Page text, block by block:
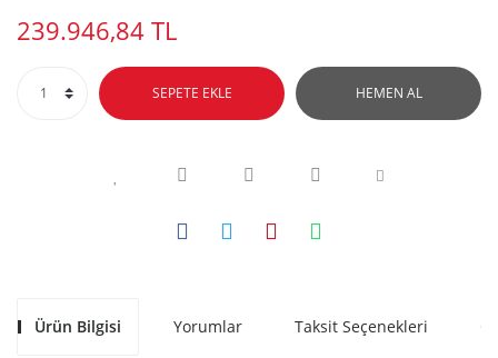
239.946,84 TL
SEPETE EKLE HEMEN AL
Ürün Bilgisi Yorumlar Taksit Seçenekleri